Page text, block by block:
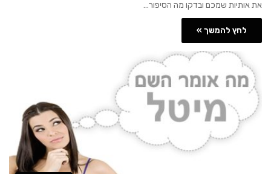
את אותיות שמכם ובדקו מה הסיפור…
לחץ להמשך »